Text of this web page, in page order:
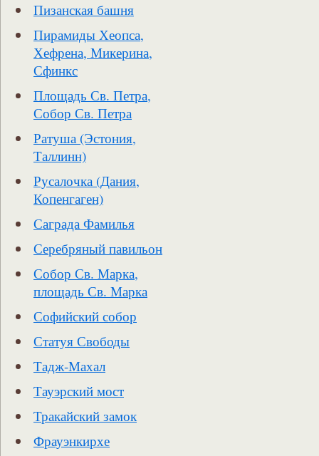
Пизанская башня
Пирамиды Хеопса,
Хефрена, Микерина,
Сфинкс
Площадь Св. Петра,
Собор Св. Петра
Ратуша (Эстония,
Таллинн)
Русалочка (Дания,
Копенгаген)
Саграда Фамилья
Серебряный павильон
Собор Св. Марка,
площадь Св. Марка
Софийский собор
Статуя Свободы
Тадж-Махал
Тауэрский мост
Тракайский замок
Фрауэнкирхе